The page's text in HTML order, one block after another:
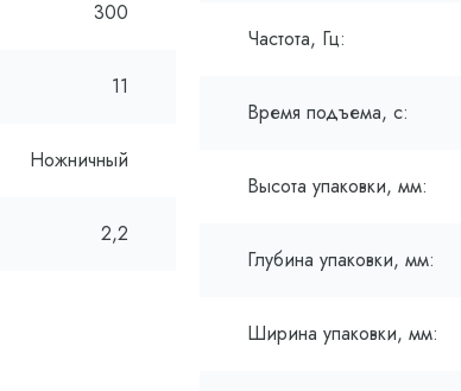
300
11
Ножничный
2,2
Частота, Гц:
Время подъема, с:
Высота упаковки, мм:
Глубина упаковки, мм:
Ширина упаковки, мм: